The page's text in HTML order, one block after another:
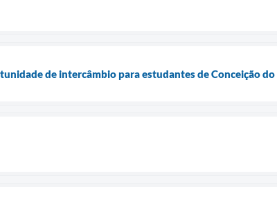
de intercâmbio para estudantes de Conceição